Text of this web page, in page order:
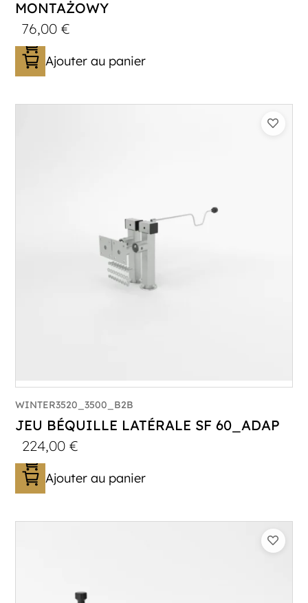
MONTAŻOWY
76,00€
Ajouter au panier
WINTER3520_3500_B2B
JEU BÉQUILLE LATÉRALE SF 60_ADAP
224,00€
Ajouter au panier